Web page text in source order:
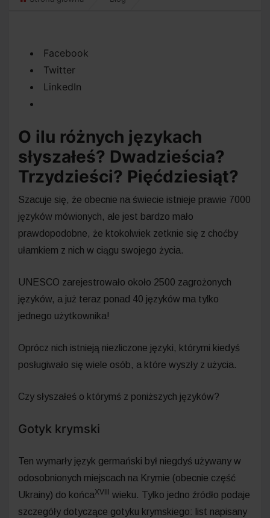
Facebook
Twitter
LinkedIn
O ilu różnych językach
słyszałeś? Dwadzieścia?
Trzydzieści? Pięćdziesiąt?
Szacuje się, że obecnie na świecie istnieje prawie 7000
języków mówionych, ale jest bardzo mało
prawdopodobne, że ktokolwiek zetknie się z choćby
ułamkiem z nich w ciągu swojego życia.
UNESCO zarejestrowało około 2500 zagrożonych
języków, a już teraz ponad 40 języków ma tylko
jednego użytkownika!
Oprócz nich istnieją niezliczone języki, którymi kiedyś
posługiwało się wiele osób, a które wyszły z użycia.
Czy słyszałeś o którymś z poniższych języków?
Gotyk krymski
Ten wymarły język germański był niegdyś używany w
odosobnionych miejscach na Krymie (obecnie część
Ukrainy) do końcaXVIII wieku. Tylko jedno źródło podaje
szczegóły dotyczące gotyku krymskiego: list napisany